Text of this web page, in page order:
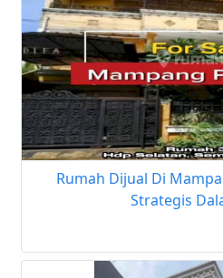
Rumah Dijual Di
Strategis